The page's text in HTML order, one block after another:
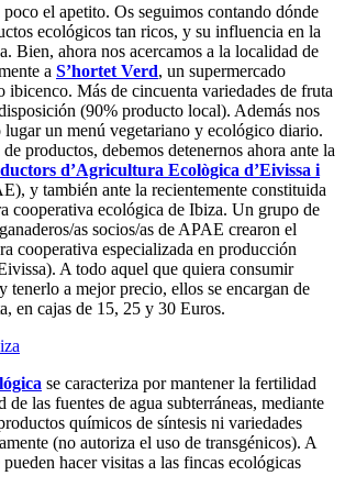
el apetito. Os seguimos contando dónde
ecológicos tan ricos, y su influencia en la
Bien, ahora nos acercamos a la localidad de
a S’hortet Verd, un supermercado
ibicenco. Más de cincuenta variedades de fruta
(90% producto local). Además nos
lugar un menú vegetariano y ecológico diario.
productos, debemos detenernos ahora ante la
d’Agricultura Ecològica d’Eivissa i
y también ante la recientemente constituida
cooperativa ecológica de Ibiza. Un grupo de
as socios/as de APAE crearon el
cooperativa especializada en producción
A todo aquel que quiera consumir
tenerlo a mejor precio, ellos se encargan de
en cajas de 15, 25 y 30 Euros.
se caracteriza por mantener la fertilidad
de las fuentes de agua subterráneas, mediante
químicos de síntesis ni variedades
(no autoriza el uso de transgénicos). A
hacer visitas a las fincas ecológicas